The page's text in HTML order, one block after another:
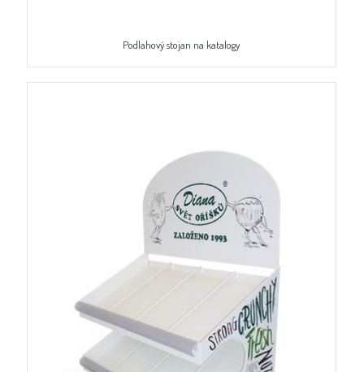
Podlahový stojan na katalogy